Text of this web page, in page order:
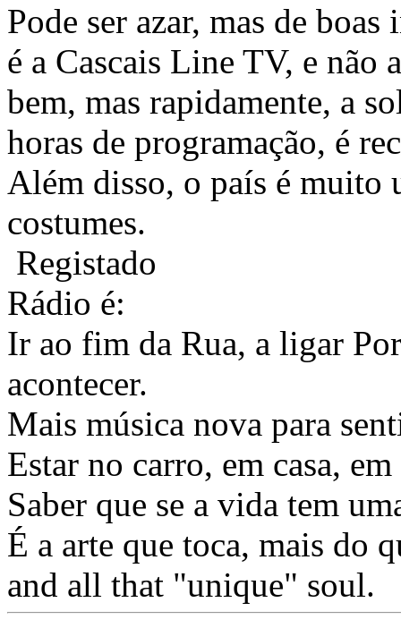
Pode ser azar, mas de
é a Cascais Line TV, e não
bem, mas rapidamente, a
horas de programação, é
Além disso, o país é muito
costumes.
Registado
Rádio é:
Ir ao fim da Rua, a ligar
acontecer.
Mais música nova para
Estar no carro, em casa,
Saber que se a vida tem
É a arte que toca, mais do
and all that "unique" soul.